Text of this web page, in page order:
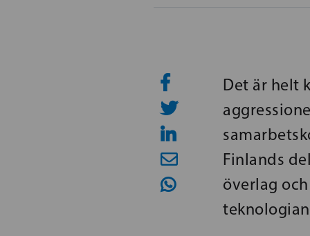
Det är helt
Finlands
överlag